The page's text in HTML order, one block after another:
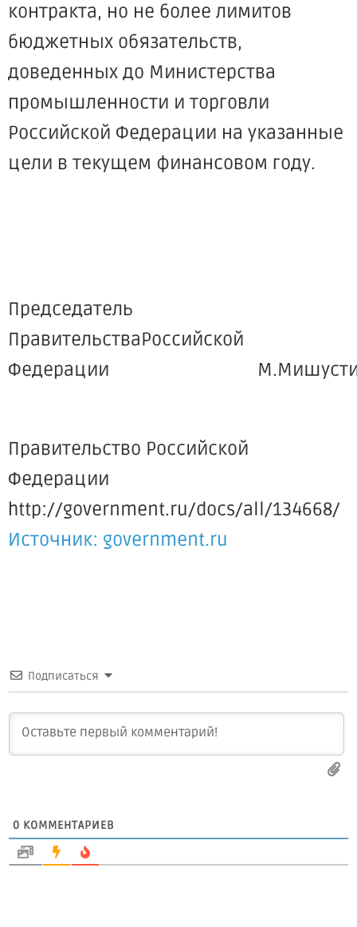
контракта, но не более лимитов
бюджетных обязательств,
доведенных до Министерства
промышленности и торговли
Российской Федерации на указанные
цели в текущем финансовом году.
Председатель
ПравительстваРоссийской
Федерации
Правительство Российской
Федерации
http://government.ru/docs/all/134668/
Источник: government.ru
Подписаться
0 КОММЕНТАРИЕВ